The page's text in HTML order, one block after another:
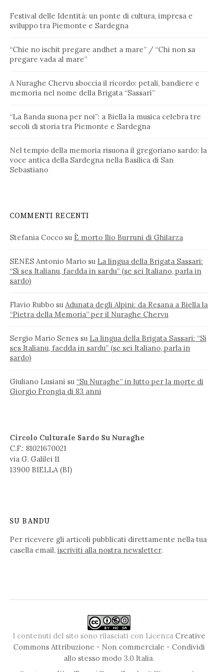
Festival delle Identità: un ponte di cultura, impresa e
sviluppo tra Piemonte e Sardegna
“Chie no ischit pregare andhet a mare” / “Chi non sa
pregare vada al mare”
A Nuraghe Chervu sboccia il ricordo: petali, bandiere e
memoria nel nome della Brigata “Sassari”
“La Banda suona per noi”: a Biella la musica celebra tre
secoli di storia tra Piemonte e Sardegna
Nel tempio della memoria risuona il gregoriano sardo: la
voce antica della Sardegna nella Basilica di San
Sebastiano
COMMENTI RECENTI
Stefania Cocco su È morto Ilio Burruni di Ghilarza
SENES Antonio Mario su La lingua della Brigata Sassari:
“Si ses Italianu, faedda in sardu” (se sei Italiano, parla in
sardo)
Flavio Rubbo su Adunata degli Alpini: da Resana a Biella la
“Pietra della Memoria” per il Nuraghe Chervu
Sergio Mario Senes su La lingua della Brigata Sassari: “Si
ses Italianu, faedda in sardu” (se sei Italiano, parla in
sardo)
Giuliano Lusiani su “Su Nuraghe” in lutto per la morte di
Giorgio Frongia di 83 anni
Circolo Culturale Sardo Su Nuraghe
C.F.: 81021670021
via G. Galilei 11
13900 BIELLA (BI)
SU BANDU
Per ricevere gli articoli pubblicati direttamente nella tua
casella email, iscriviti alla nostra newsletter.
I contenuti del sito sono rilasciati con Licenza Creative
Commons Attribuzione - Non commerciale - Condividi
allo stesso modo 3.0 Italia.